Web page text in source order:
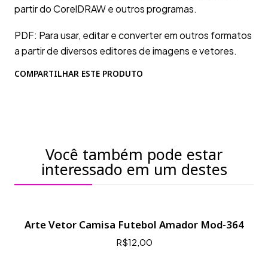
partir do CorelDRAW e outros programas.
PDF: Para usar, editar e converter em outros formatos
a partir de diversos editores de imagens e vetores.
COMPARTILHAR ESTE PRODUTO
Você também pode estar
interessado em um destes
Arte Vetor Camisa Futebol Amador Mod-364
R$12,00